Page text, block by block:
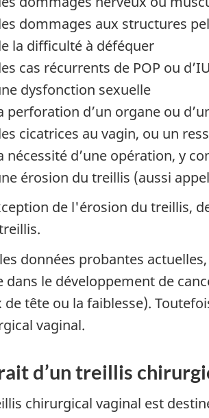
dommages aux structures
la difficulté à déféquer
cas récurrents de POP ou
dysfonction sexuelle
perforation d’un organe ou
cicatrices au vagin, ou un
nécessité d’une opération, y
érosion du treillis (aussi
de l'érosion du treillis,
données probantes
dans le développement de
de tête ou la faiblesse).
vaginal.
d’un treillis
chirurgical vaginal est